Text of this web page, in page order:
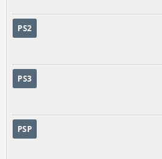
PS2
PS3
PSP